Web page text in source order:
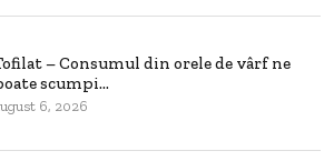
– Consumul din orele de vârf ne
scumpi...
6, 2026